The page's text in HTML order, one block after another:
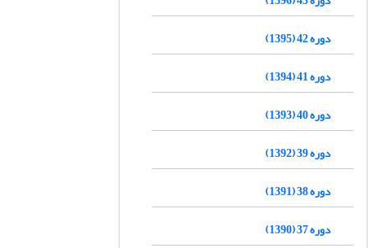
دوره 42 (1395)
دوره 41 (1394)
دوره 40 (1393)
دوره 39 (1392)
دوره 38 (1391)
دوره 37 (1390)